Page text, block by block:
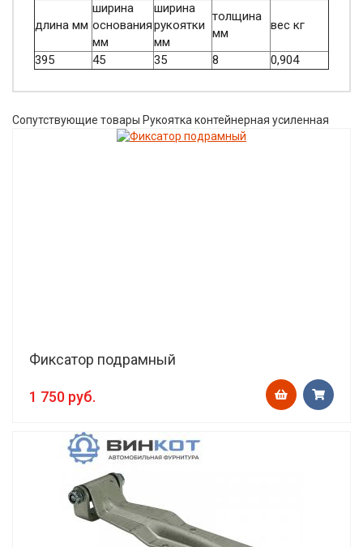
длина мм
ширина
основания
мм
ширина
рукоятки
мм
толщина
мм
вес кг
395 45 35 8 0,904
Сопутствующие товары Рукоятка контейнерная усиленная
Фиксатор подрамный
1 750 руб.